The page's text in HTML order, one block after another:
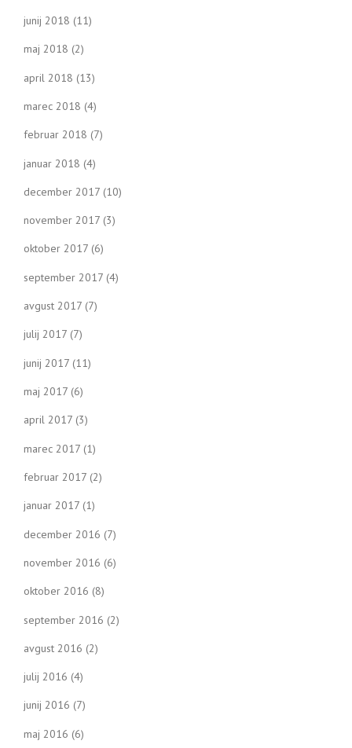
junij 2018 (11)
maj 2018 (2)
april 2018 (13)
marec 2018 (4)
februar 2018 (7)
januar 2018 (4)
december 2017 (10)
november 2017 (3)
oktober 2017 (6)
september 2017 (4)
avgust 2017 (7)
julij 2017 (7)
junij 2017 (11)
maj 2017 (6)
april 2017 (3)
marec 2017 (1)
februar 2017 (2)
januar 2017 (1)
december 2016 (7)
november 2016 (6)
oktober 2016 (8)
september 2016 (2)
avgust 2016 (2)
julij 2016 (4)
junij 2016 (7)
maj 2016 (6)